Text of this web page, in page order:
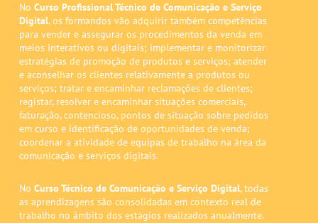
No Curso Profissional Técnico de Comunicação e Serviço
Digital, os formandos vão adquirir também competências
para vender e assegurar os procedimentos da venda em
meios interativos ou digitais; implementar e monitorizar
estratégias de promoção de produtos e serviços; atender
e aconselhar os clientes relativamente a produtos ou
serviços; tratar e encaminhar reclamações de clientes;
registar, resolver e encaminhar situações comerciais,
faturação, contencioso, pontos de situação sobre pedidos
em curso e identificação de oportunidades de venda;
coordenar a atividade de equipas de trabalho na área da
comunicação e serviços digitais.
No Curso Técnico de Comunicação e Serviço Digital, todas
as aprendizagens são consolidadas em contexto real de
trabalho no âmbito dos estágios realizados anualmente.